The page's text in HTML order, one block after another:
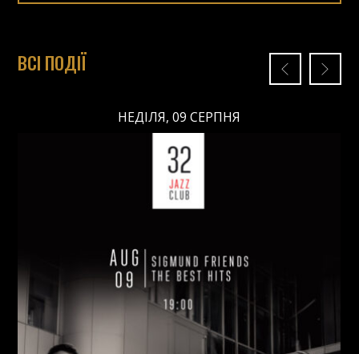
ВСІ ПОДІЇ
НЕДІЛЯ, 09 СЕРПНЯ
НЕДІЛЯ, 09 СЕРПНЯ
Ціна: